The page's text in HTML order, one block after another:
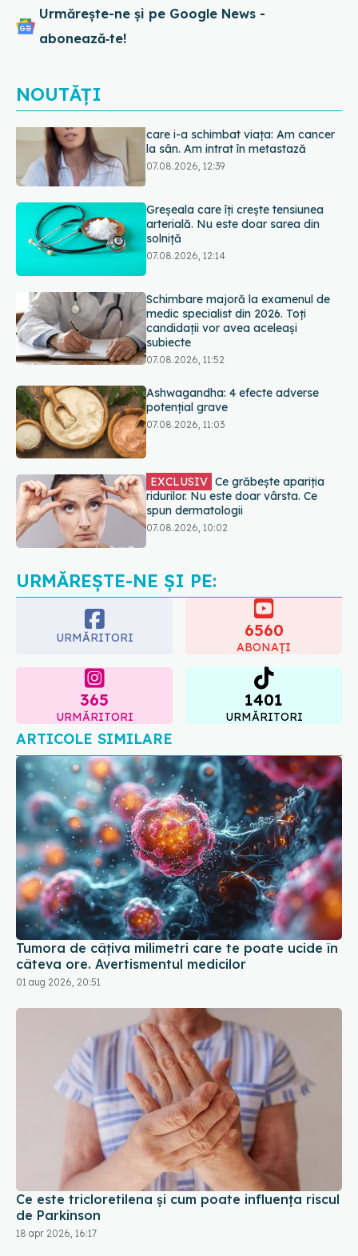
Urmărește-ne și pe Google News -
abonează‑te!
NOUTĂȚI
Greșeala care îți crește tensiunea
arterială. Nu este doar sarea din
Schimbare majoră la examenul de
medic specialist din 2026. Toți
07.08.2026, 11:52
Ashwagandha: 4 efecte adverse
potențial grave
07.08.2026, 11:03
EXCLUSIV Ce grăbește apariția
Alina Pușcău dezvăluie diagnosticul
care i-a schimbat viața: Am cancer
URMĂREȘTE-NE ȘI PE:
URMĂRITORI 6560
ABONAȚI
365
URMĂRITORI
1401
URMĂRITORI
ARTICOLE SIMILARE
Tumora de câțiva milimetri care te poate ucide în
câteva ore. Avertismentul medicilor
01 aug 2026, 20:51
Ce este tricloretilena și cum poate influența riscul
de Parkinson
18 apr 2026, 16:17